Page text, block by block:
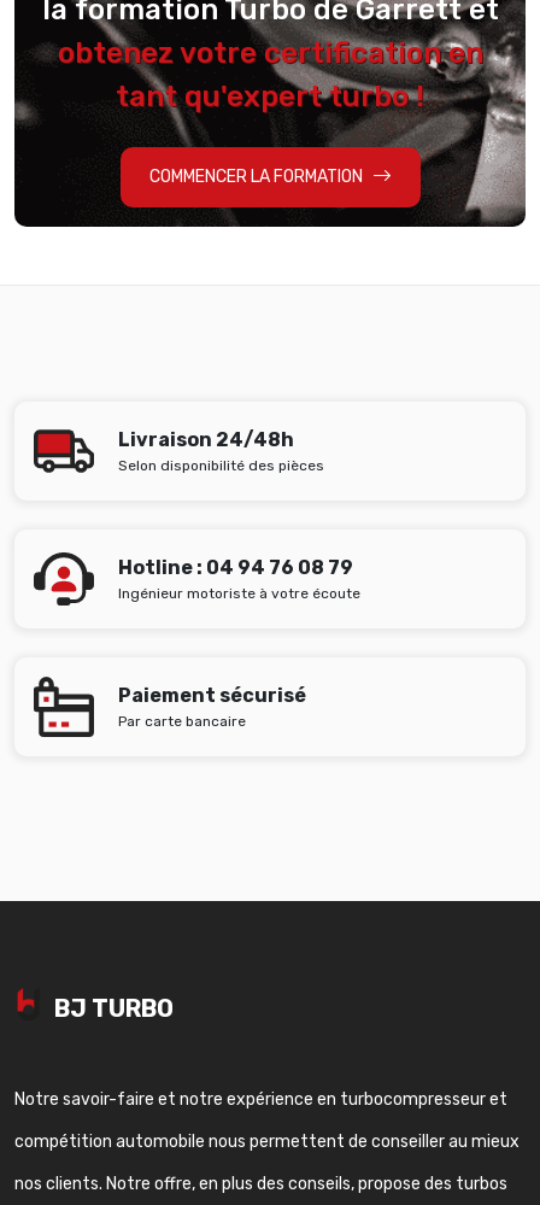
la formation Turbo de Garrett et
obtenez votre certification en
tant qu'expert turbo !
COMMENCER LA FORMATION
Livraison 24/48h
Selon disponibilité des pièces
Hotline : 04 94 76 08 79
Ingénieur motoriste à votre écoute
Paiement sécurisé
Par carte bancaire
BJ TURBO
Notre savoir-faire et notre expérience en turbocompresseur et
compétition automobile nous permettent de conseiller au mieux
nos clients. Notre offre, en plus des conseils, propose des turbos